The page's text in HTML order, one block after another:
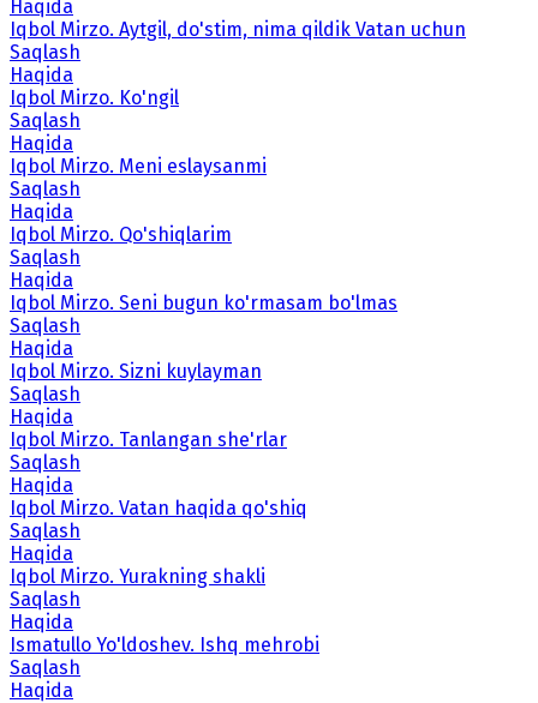
Haqida
Iqbol Mirzo. Aytgil, do'stim, nima qildik Vatan uchun
Saqlash
Haqida
Iqbol Mirzo. Ko'ngil
Saqlash
Haqida
Iqbol Mirzo. Meni eslaysanmi
Saqlash
Haqida
Iqbol Mirzo. Qo'shiqlarim
Saqlash
Haqida
Iqbol Mirzo. Seni bugun ko'rmasam bo'lmas
Saqlash
Haqida
Iqbol Mirzo. Sizni kuylayman
Saqlash
Haqida
Iqbol Mirzo. Tanlangan she'rlar
Saqlash
Haqida
Iqbol Mirzo. Vatan haqida qo'shiq
Saqlash
Haqida
Iqbol Mirzo. Yurakning shakli
Saqlash
Haqida
Ismatullo Yo'ldoshev. Ishq mehrobi
Saqlash
Haqida